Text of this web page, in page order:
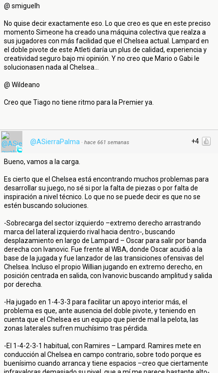
@ smiguelh
No quise decir exactamente eso. Lo que creo es que en este preciso
momento Simeone ha creado una máquina colectiva que realza a
sus jugadores con más facilidad que el Chelsea actual. Lampard en
el doble pivote de este Atleti daría un plus de calidad, experiencia y
creatividad seguro bajo mi opinión. Y no creo que Mario o Gabi le
solucionasen nada al Chelsea...
@ Wildeano
Creo que Tiago no tiene ritmo para la Premier ya.
+4
@ASierraPalma · hace 661 semanas
Bueno, vamos a la carga.
Es cierto que el Chelsea está encontrando muchos problemas para
desarrollar su juego, no sé si por la falta de piezas o por falta de
inspiración a nivel técnico. Lo que no se puede decir es que no se
estén buscando soluciones.
-Sobrecarga del sector izquierdo –extremo derecho arrastrando
marca del lateral izquierdo rival hacia dentro-, buscando
desplazamiento en largo de Lampard – Oscar para salir por banda
derecha con Ivanovic. Fue frente al WBA, donde Oscar acudió a la
base de la jugada y fue lanzador de las transiciones ofensivas del
Chelsea. Incluso el propio Willian jugando en extremo derecho, en
posición centrada en salida, con Ivanovic buscando amplitud y salida
por derecha.
-Ha jugado en 1-4-3-3 para facilitar un apoyo interior más, el
problema es que, ante ausencia del doble pivote, y teniendo en
cuenta que el Chelsea es un equipo que pierde mal la pelota, las
zonas laterales sufren muchísimo tras pérdida.
-El 1-4-2-3-1 habitual, con Ramires – Lampard. Ramires mete en
conducción al Chelsea en campo contrario, sobre todo porque es
buenísimo cuando arranca y tiene espacios –creo que ciertamente